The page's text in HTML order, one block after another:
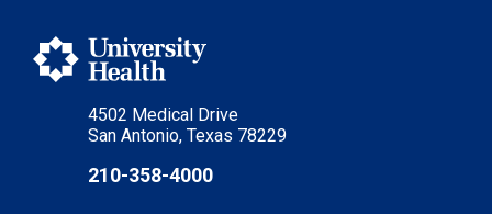
4502 Medical Drive
San Antonio, Texas 78229
210-358-4000